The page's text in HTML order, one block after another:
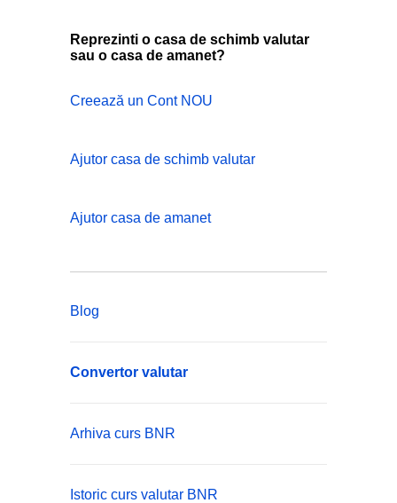
Reprezinti o casa de schimb valutar
sau o casa de amanet?
Creează un Cont NOU
Ajutor casa de schimb valutar
Ajutor casa de amanet
Blog
Convertor valutar
Arhiva curs BNR
Istoric curs valutar BNR